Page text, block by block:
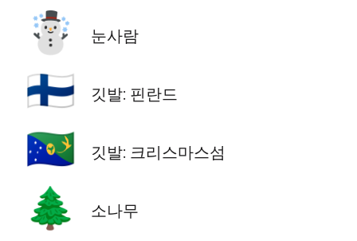
☃️ 눈사람
🇫🇮 깃발: 핀란드
🇨🇽 깃발: 크리스마스섬
🌲 소나무